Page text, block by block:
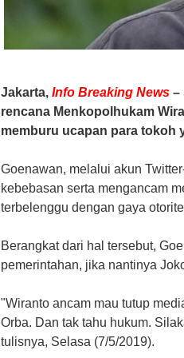
Jakarta, Info Breaking News –
rencana Menkopolhukam
memburu ucapan para tokoh
Goenawan, melalui akun
kebebasan serta mengancam
terbelenggu dengan gaya
Berangkat dari hal tersebut,
pemerintahan, jika nantinya
"Wiranto ancam mau tutup
Orba. Dan tak tahu hukum.
tulisnya, Selasa (7/5/2019).